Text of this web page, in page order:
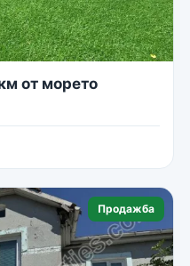
от морето
Продажба